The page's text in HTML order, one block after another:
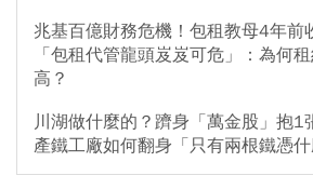
兆基百億財務危機！包租教母4年前
「包租代管龍頭岌岌可危」：為何
高？
川湖做什麼的？躋身「萬金股」抱
產鐵工廠如何翻身「只有兩根鐵憑